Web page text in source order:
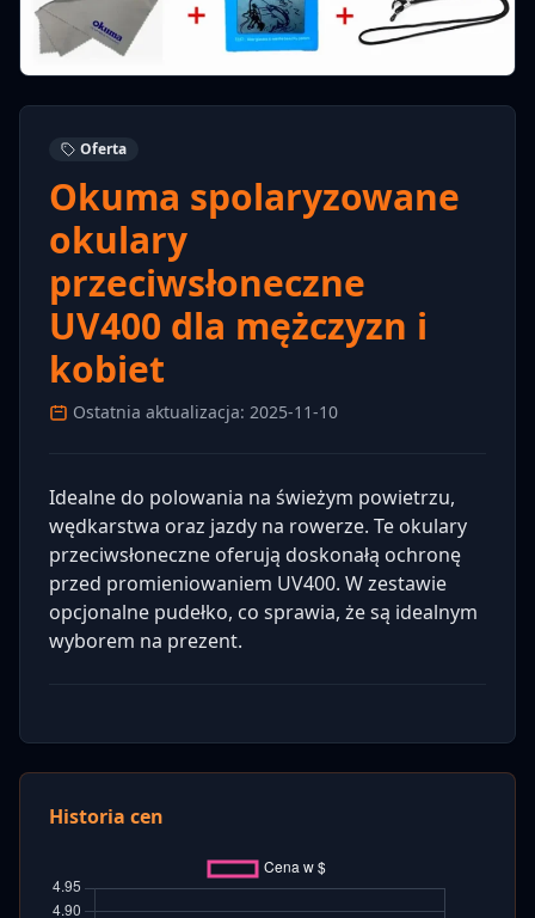
Oferta
Okuma spolaryzowane
okulary
przeciwsłoneczne
UV400 dla mężczyzn i
kobiet
Ostatnia aktualizacja: 2025-11-10
Idealne do polowania na świeżym powietrzu,
wędkarstwa oraz jazdy na rowerze. Te okulary
przeciwsłoneczne oferują doskonałą ochronę
przed promieniowaniem UV400. W zestawie
opcjonalne pudełko, co sprawia, że są idealnym
wyborem na prezent.
Historia cen